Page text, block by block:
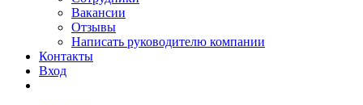
Вакансии
Отзывы
Написать руководителю компании
Контакты
Вход